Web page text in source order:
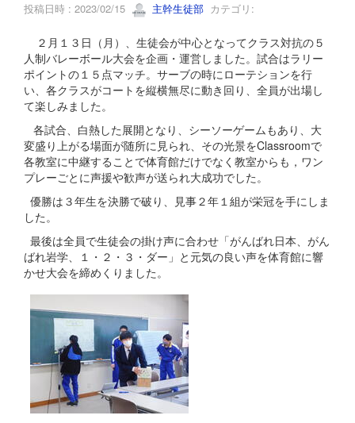
投稿日時 : 2023/02/15 主幹生徒部 カテゴリ:
２月１３日（月）、生徒会が中心となってクラス対抗の５
人制バレーボール大会を企画・運営しました。試合はラリー
ポイントの１５点マッチ。サーブの時にローテションを行
い、各クラスがコートを縦横無尽に動き回り、全員が出場し
て楽しみました。
各試合、白熱した展開となり、シーソーゲームもあり、大
変盛り上がる場面が随所に見られ、その光景をClassroomで
各教室に中継することで体育館だけでなく教室からも，ワン
プレーごとに声援や歓声が送られ大成功でした。
優勝は３年生を決勝で破り、見事２年１組が栄冠を手にしま
した。
最後は全員で生徒会の掛け声に合わせ「がんばれ日本、がん
ばれ岩学、１・２・３・ダー」と元気の良い声を体育館に響
かせ大会を締めくりました。